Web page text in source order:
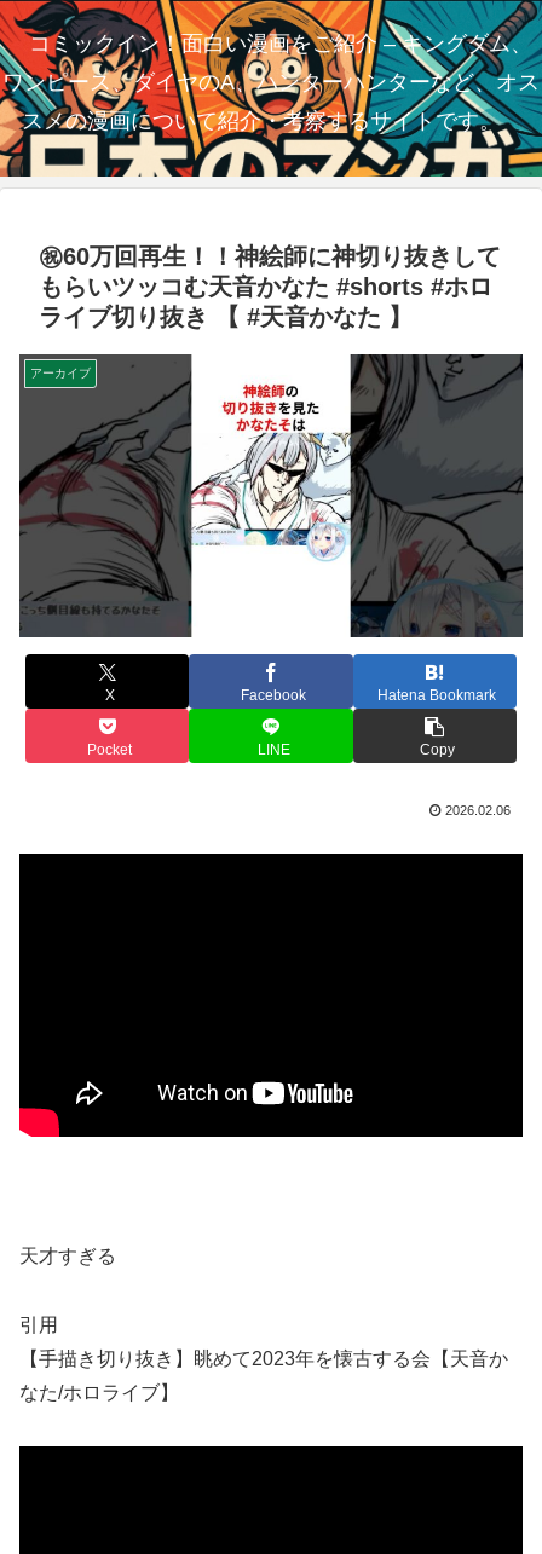
コミックイン！面白い漫画をご紹介 – キングダム、
ワンピース、ダイヤのA、ハンターハンターなど、オス
スメの漫画について紹介・考察するサイトです。
㊗️60万回再生！！神絵師に神切り抜きして
もらいツッコむ天音かなた #shorts #ホロ
ライブ切り抜き 【 #天音かなた 】
アーカイブ
X Facebook Hatena Bookmark
Pocket LINE Copy
2026.02.06
天才すぎる
引用
【手描き切り抜き】眺めて2023年を懐古する会【天音か
なた/ホロライブ】